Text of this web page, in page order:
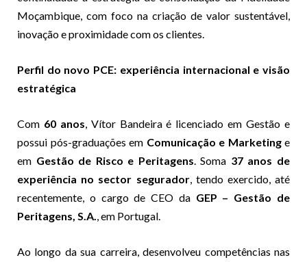
Moçambique, com foco na criação de valor sustentável,
inovação e proximidade com os clientes.
Perfil do novo PCE: experiência internacional e visão
estratégica
Com 60 anos, Vítor Bandeira é licenciado em Gestão e
possui pós-graduações em Comunicação e Marketinge
em Gestão de Risco e Peritagens. Soma 37 anos de
experiência no sector segurador, tendo exercido, até
recentemente, o cargo de CEO da GEP – Gestão de
Peritagens, S.A., em Portugal.
Ao longo da sua carreira, desenvolveu competências nas